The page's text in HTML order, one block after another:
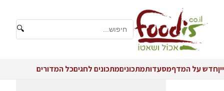
🔍
ייןחדש על המדףמסעדותמתכוניםמתכונים לחגיםכל המדורים